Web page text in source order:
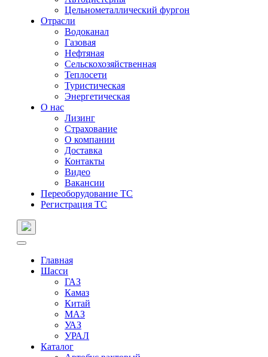
Цельнометаллический фургон
Отрасли
Водоканал
Газовая
Нефтяная
Сельскохозяйственная
Теплосети
Туристическая
Энергетическая
О нас
Лизинг
Страхование
О компании
Доставка
Контакты
Видео
Вакансии
Переоборудование ТС
Регистрация ТС
Главная
Шасси
ГАЗ
Камаз
Китай
МАЗ
УАЗ
УРАЛ
Каталог